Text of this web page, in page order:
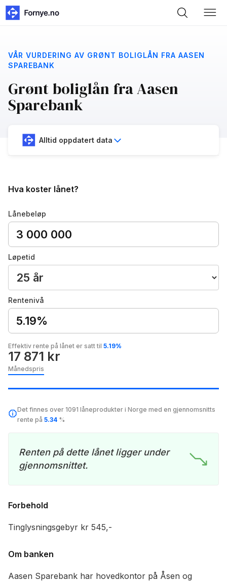
VÅR VURDERING AV GRØNT BOLIGLÅN FRA AASEN
SPAREBANK
Grønt boliglån fra Aasen
Sparebank
Alltid oppdatert data
Hva koster lånet?
Lånebeløp
Løpetid
Rentenivå
5.19%
Effektiv rente på lånet er satt til 5.19%
17 871 kr
Månedspris
Det finnes over 1091 låneprodukter i Norge med en gjennomsnitts
rente på 5.34 %
Renten på dette lånet ligger under
gjennomsnittet.
Forbehold
Tinglysningsgebyr kr 545,-
Om banken
Aasen Sparebank har hovedkontor på Åsen og